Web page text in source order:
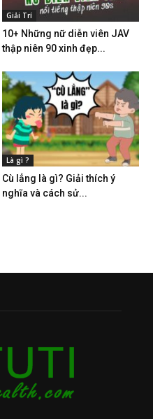
Giải Trí
10+ Những nữ diễn viên JAV
thập niên 90 xinh đẹp...
Là gì ?
Cù lẳng là gì? Giải thích ý
nghĩa và cách sử...